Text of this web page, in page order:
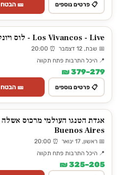
📋 פרטים נוספים 🎫
Los Vivancos - Live - לוס ויונקוס
📅 שבת, 12 דצמבר ⏰ 20:00
📍 היכל התרבות פתח תקווה
279–379 ₪
📋 פרטים נוספים 🎫
Buenos Aires
📅 ראשון, 17 ינואר ⏰ 20:00
📍 היכל התרבות פתח תקווה
205–325 ₪